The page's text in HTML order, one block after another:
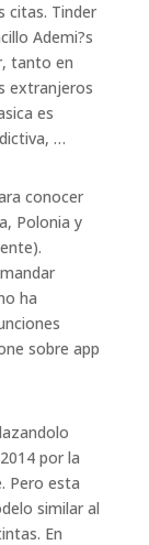
citas. Tinder
Ademi?s
tanto en
extranjeros
es
…
conocer
Polonia y
ha
sobre app
por la
Pero esta
similar al
En